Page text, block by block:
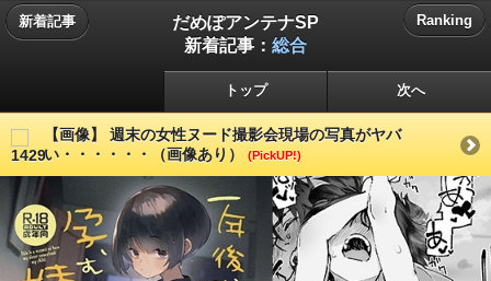
新着記事
だめぽアンテナSP
新着記事： 総合
Ranking
トップ 次へ
【画像】 週末の女性ヌード撮影会現場の写真がヤバ
い・・・・・・（画像あり）
(PickUP!)